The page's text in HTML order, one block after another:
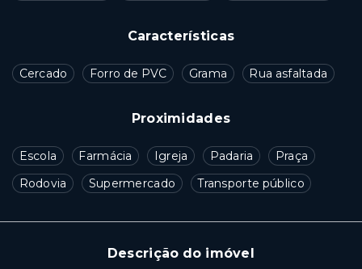
Características
Cercado Forro de PVC Grama Rua asfaltada
Proximidades
Escola Farmácia Igreja Padaria
Praça
Rodovia
Supermercado Transporte público
Descrição do imóvel